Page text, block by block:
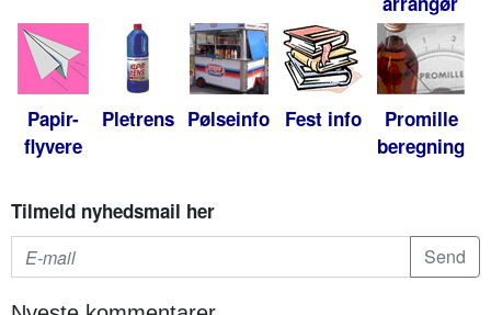
Papir-
flyvere
Pletrens Pølseinfo Fest info
Promille
beregning
Tilmeld nyhedsmail her